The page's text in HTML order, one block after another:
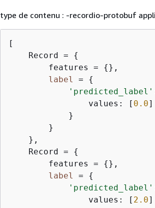
type de contenu : -recordio-protobuf
[
    Record =
{
        features =
{},
label
= {
'predicted_label'
                values: [
0.0
            }
        }
    },
    Record =
{
        features =
{},
label
= {
'predicted_label'
                values: [
2.0